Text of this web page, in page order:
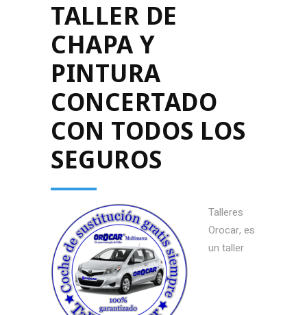
TALLER DE
CHAPA Y
PINTURA
CONCERTADO
CON TODOS LOS
SEGUROS
Talleres
Orocar, es
un taller